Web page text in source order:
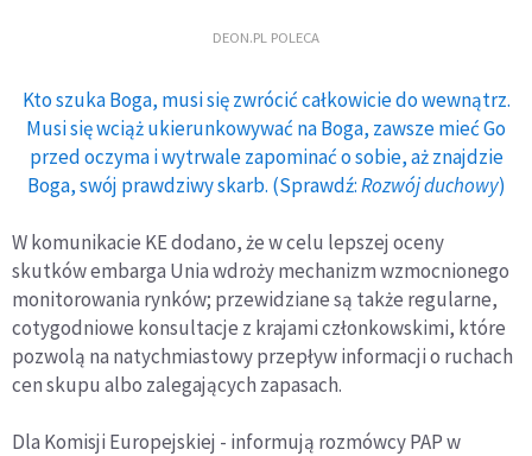
DEON.PL POLECA
Kto szuka Boga, musi się zwrócić całkowicie do wewnątrz.
Musi się wciąż ukierunkowywać na Boga, zawsze mieć Go
przed oczyma i wytrwale zapominać o sobie, aż znajdzie
Boga, swój prawdziwy skarb. (Sprawdź:Rozwój duchowy)
W komunikacie KE dodano, że w celu lepszej oceny
skutków embarga Unia wdroży mechanizm wzmocnionego
monitorowania rynków; przewidziane są także regularne,
cotygodniowe konsultacje z krajami członkowskimi, które
pozwolą na natychmiastowy przepływ informacji o ruchach
cen skupu albo zalegających zapasach.
Dla Komisji Europejskiej - informują rozmówcy PAP w